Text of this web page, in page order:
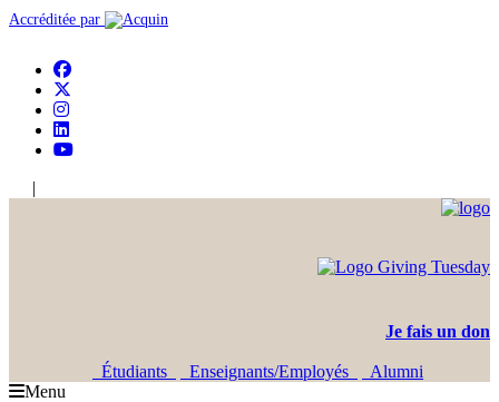
Accréditée par
|
Je fais un don
Étudiants Enseignants/Employés
Alumni
Menu